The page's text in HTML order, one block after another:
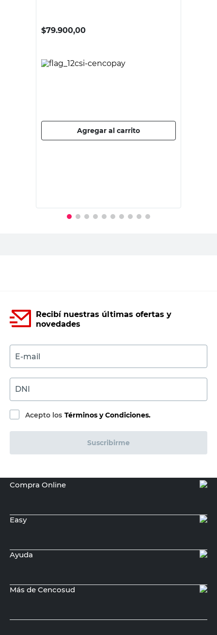
Kit bateria 2.0a + cargador
Recibí nuestras últimas ofertas y
novedades
E-mail
DNI
Acepto los Términos y Condiciones.
Suscribirme
Compra Online
Easy
Ayuda
Más de Cencosud